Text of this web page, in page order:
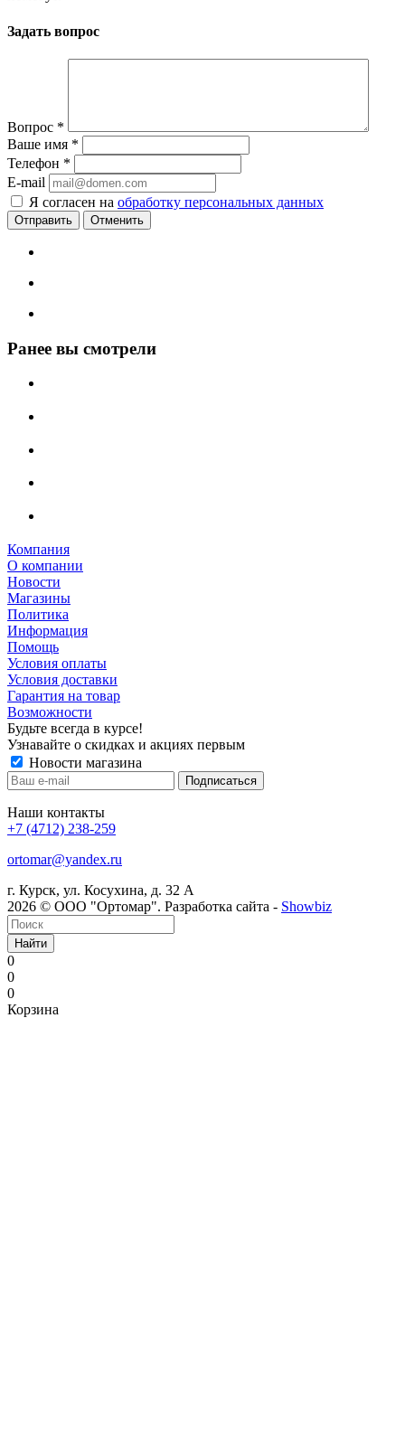
Задать вопрос
Вопрос *
Ваше имя *
Телефон *
E-mail
Я согласен на обработку персональных данных
Отменить
Ранее вы смотрели
Компания
О компании
Новости
Магазины
Политика
Информация
Помощь
Условия оплаты
Условия доставки
Гарантия на товар
Возможности
Будьте всегда в курсе!
Узнавайте о скидках и акциях первым
Новости магазина
Наши контакты
+7 (4712) 238-259
ortomar@yandex.ru
г. Курск, ул. Косухина, д. 32 А
2026 © ООО "Ортомар". Разработка сайта - Showbiz
Найти
0
0
0
Корзина